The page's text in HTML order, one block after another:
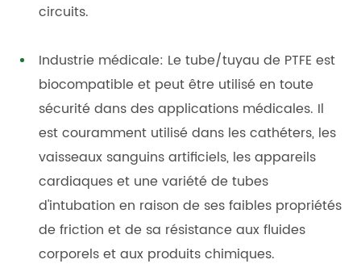
circuits.
Industrie médicale: Le tube/tuyau de PTFE est
biocompatible et peut être utilisé en toute
sécurité dans des applications médicales. Il
est couramment utilisé dans les cathéters, les
vaisseaux sanguins artificiels, les appareils
cardiaques et une variété de tubes
d'intubation en raison de ses faibles propriétés
de friction et de sa résistance aux fluides
corporels et aux produits chimiques.